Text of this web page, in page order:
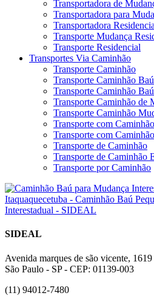
Transportadora de
Transportadora para
Transportadora
Transporte Mudança
Transporte Residencial
Transportes Via Caminhão
Transporte Caminhão
Transporte Caminhão Baú
Transporte Caminhão
Transporte Caminhão de
Transporte Caminhão
Transporte com
Transporte com
Transporte de Caminhão
Transporte de Caminhão
Transporte por Caminhão
SIDEAL
Avenida marques de são vicente,
São Paulo - SP - CEP: 01139-003
(11) 94012-7480